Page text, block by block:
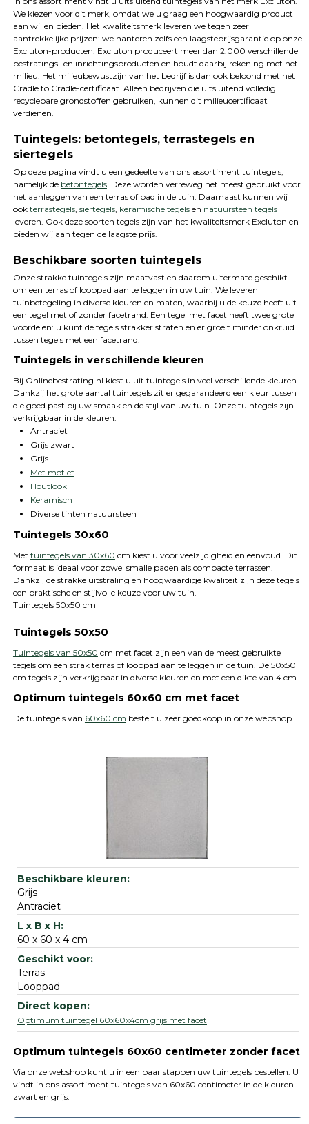
We kiezen voor dit merk, omdat we u graag een hoogwaardig product
aan willen bieden. Het kwaliteitsmerk leveren we tegen zeer
aantrekkelijke prijzen: we hanteren zelfs een laagsteprijsgarantie op onze
Excluton-producten. Excluton produceert meer dan 2.000 verschillende
bestratings- en inrichtingsproducten en houdt daarbij rekening met het
milieu. Het milieubewustzijn van het bedrijf is dan ook beloond met het
Cradle to Cradle-certificaat. Alleen bedrijven die uitsluitend volledig
recyclebare grondstoffen gebruiken, kunnen dit milieucertificaat
verdienen.
Tuintegels: betontegels, terrastegels en
siertegels
Op deze pagina vindt u een gedeelte van ons assortiment tuintegels,
namelijk de betontegels. Deze worden verreweg het meest gebruikt voor
het aanleggen van een terras of pad in de tuin. Daarnaast kunnen wij
ook terrastegels, siertegels, keramische tegelsen natuursteen tegels
leveren. Ook deze soorten tegels zijn van het kwaliteitsmerk Excluton en
bieden wij aan tegen de laagste prijs.
Beschikbare soorten tuintegels
Onze strakke tuintegels zijn maatvast en daarom uitermate geschikt
om een terras of looppad aan te leggen in uw tuin. We leveren
tuinbetegeling in diverse kleuren en maten, waarbij u de keuze heeft uit
een tegel met of zonder facetrand. Een tegel met facet heeft twee grote
voordelen: u kunt de tegels strakker straten en er groeit minder onkruid
tussen tegels met een facetrand.
Tuintegels in verschillende kleuren
Bij Onlinebestrating.nl kiest u uit tuintegels in veel verschillende kleuren.
Dankzij het grote aantal tuintegels zit er gegarandeerd een kleur tussen
die goed past bij uw smaak en de stijl van uw tuin. Onze tuintegels zijn
verkrijgbaar in de kleuren:
Antraciet
Grijs zwart
Grijs
Met motief
Houtlook
Keramisch
Diverse tinten natuursteen
Tuintegels 30x60
Met tuintegels van 30x60 cm kiest u voor veelzijdigheid en eenvoud. Dit
formaat is ideaal voor zowel smalle paden als compacte terrassen.
Dankzij de strakke uitstraling en hoogwaardige kwaliteit zijn deze tegels
een praktische en stijlvolle keuze voor uw tuin.
Tuintegels 50x50 cm
Tuintegels 50x50
Tuintegels van 50x50 cm met facet zijn een van de meest gebruikte
tegels om een strak terras of looppad aan te leggen in de tuin. De 50x50
cm tegels zijn verkrijgbaar in diverse kleuren en met een dikte van 4 cm.
Optimum tuintegels 60x60 cm met facet
De tuintegels van 60x60 cm bestelt u zeer goedkoop in onze webshop.
Grijs
Antraciet
60 x 60 x 4 cm
Terras
Looppad
Optimum tuintegel 60x60x4cm grijs met facet
Optimum tuintegels 60x60 centimeter zonder facet
Via onze webshop kunt u in een paar stappen uw tuintegels bestellen. U
vindt in ons assortiment tuintegels van 60x60 centimeter in de kleuren
zwart en grijs.